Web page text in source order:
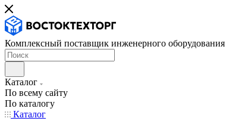
Комплексный поставщик инженерного оборудования
Каталог
По всему сайту
По каталогу
Каталог